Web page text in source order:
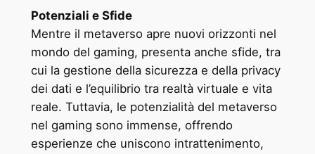
Potenziali e Sfide
Mentre il metaverso apre nuovi orizzonti nel
mondo del gaming, presenta anche sfide, tra
cui la gestione della sicurezza e della privacy
dei dati e l’equilibrio tra realtà virtuale e vita
reale. Tuttavia, le potenzialità del metaverso
nel gaming sono immense, offrendo
esperienze che uniscono intrattenimento,